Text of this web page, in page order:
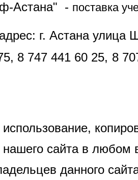
Астана" - поставка
г. Астана
8 747 441 60 25, 8
сайта в любом
данного